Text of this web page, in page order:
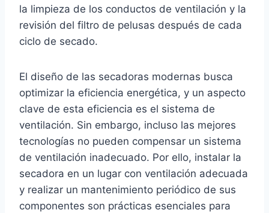
la limpieza de los conductos de ventilación y la
revisión del filtro de pelusas después de cada
ciclo de secado.
El diseño de las secadoras modernas busca
optimizar la eficiencia energética, y un aspecto
clave de esta eficiencia es el sistema de
ventilación. Sin embargo, incluso las mejores
tecnologías no pueden compensar un sistema
de ventilación inadecuado. Por ello, instalar la
secadora en un lugar con ventilación adecuada
y realizar un mantenimiento periódico de sus
componentes son prácticas esenciales para